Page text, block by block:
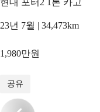
현대 포터2 1톤 카고
23년 7월 | 34,473km
1,980만원
공유
/20